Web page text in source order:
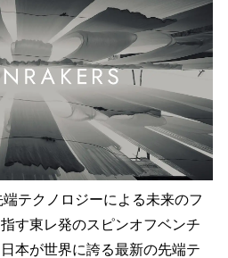
テクノロジーによる未来のフ
す東レ発のスピンオフベンチ
本が世界に誇る最新の先端テ